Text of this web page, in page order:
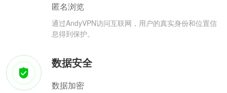
匿名浏览
通过AndyVPN访问互联网，用户的真实身份和位置信
息得到保护。
数据安全
数据加密